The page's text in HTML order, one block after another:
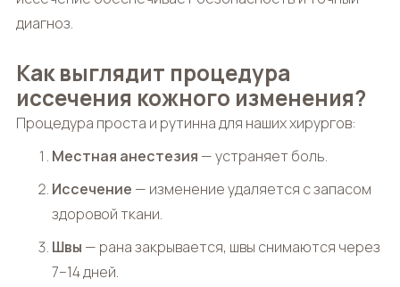
диагноз.
Как выглядит процедура
иссечения кожного изменения?
Процедура проста и рутинна для наших хирургов:
Местная анестезия — устраняет боль.
Иссечение — изменение удаляется с запасом
здоровой ткани.
Швы — рана закрывается, швы снимаются через
7–14 дней.